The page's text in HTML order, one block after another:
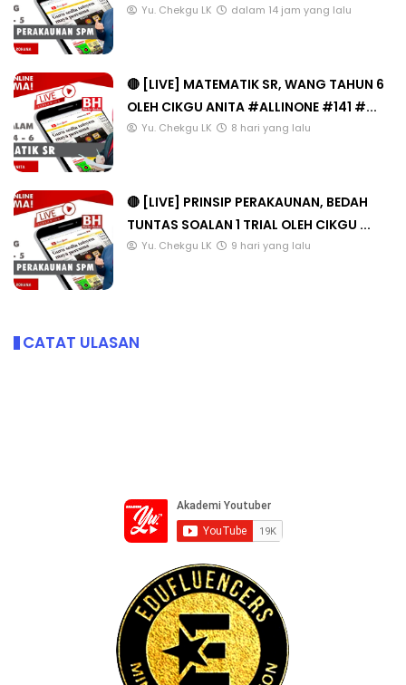
Yu. Chekgu LK dalam 14 jam yang lalu
🔴 [LIVE] MATEMATIK SR, WANG TAHUN 6
OLEH CIKGU ANITA #ALLINONE #141 #...
Yu. Chekgu LK 8 hari yang lalu
🔴 [LIVE] PRINSIP PERAKAUNAN, BEDAH
TUNTAS SOALAN 1 TRIAL OLEH CIKGU ...
Yu. Chekgu LK 9 hari yang lalu
CATAT ULASAN